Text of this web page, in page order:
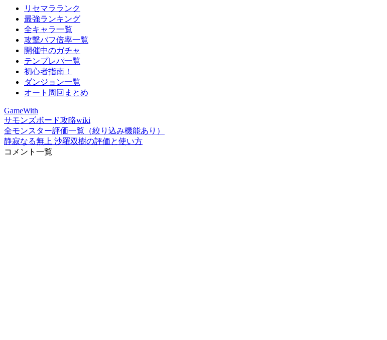
リセマラランク
最強ランキング
全キャラ一覧
攻撃バフ倍率一覧
開催中のガチャ
テンプレパ一覧
初心者指南！
ダンジョン一覧
オート周回まとめ
GameWith
サモンズボード攻略wiki
全モンスター評価一覧（絞り込み機能あり）
静寂なる無上 沙羅双樹の評価と使い方
コメント一覧